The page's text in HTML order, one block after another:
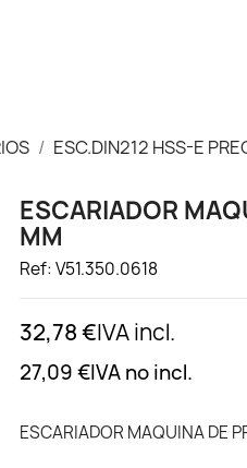
ESC.DIN212 HSS-E
ESCARIADOR
MM
Ref: V51.350.0618
32,78 €IVA incl.
27,09 €IVA no incl.
ESCARIADOR MAQUINA DE